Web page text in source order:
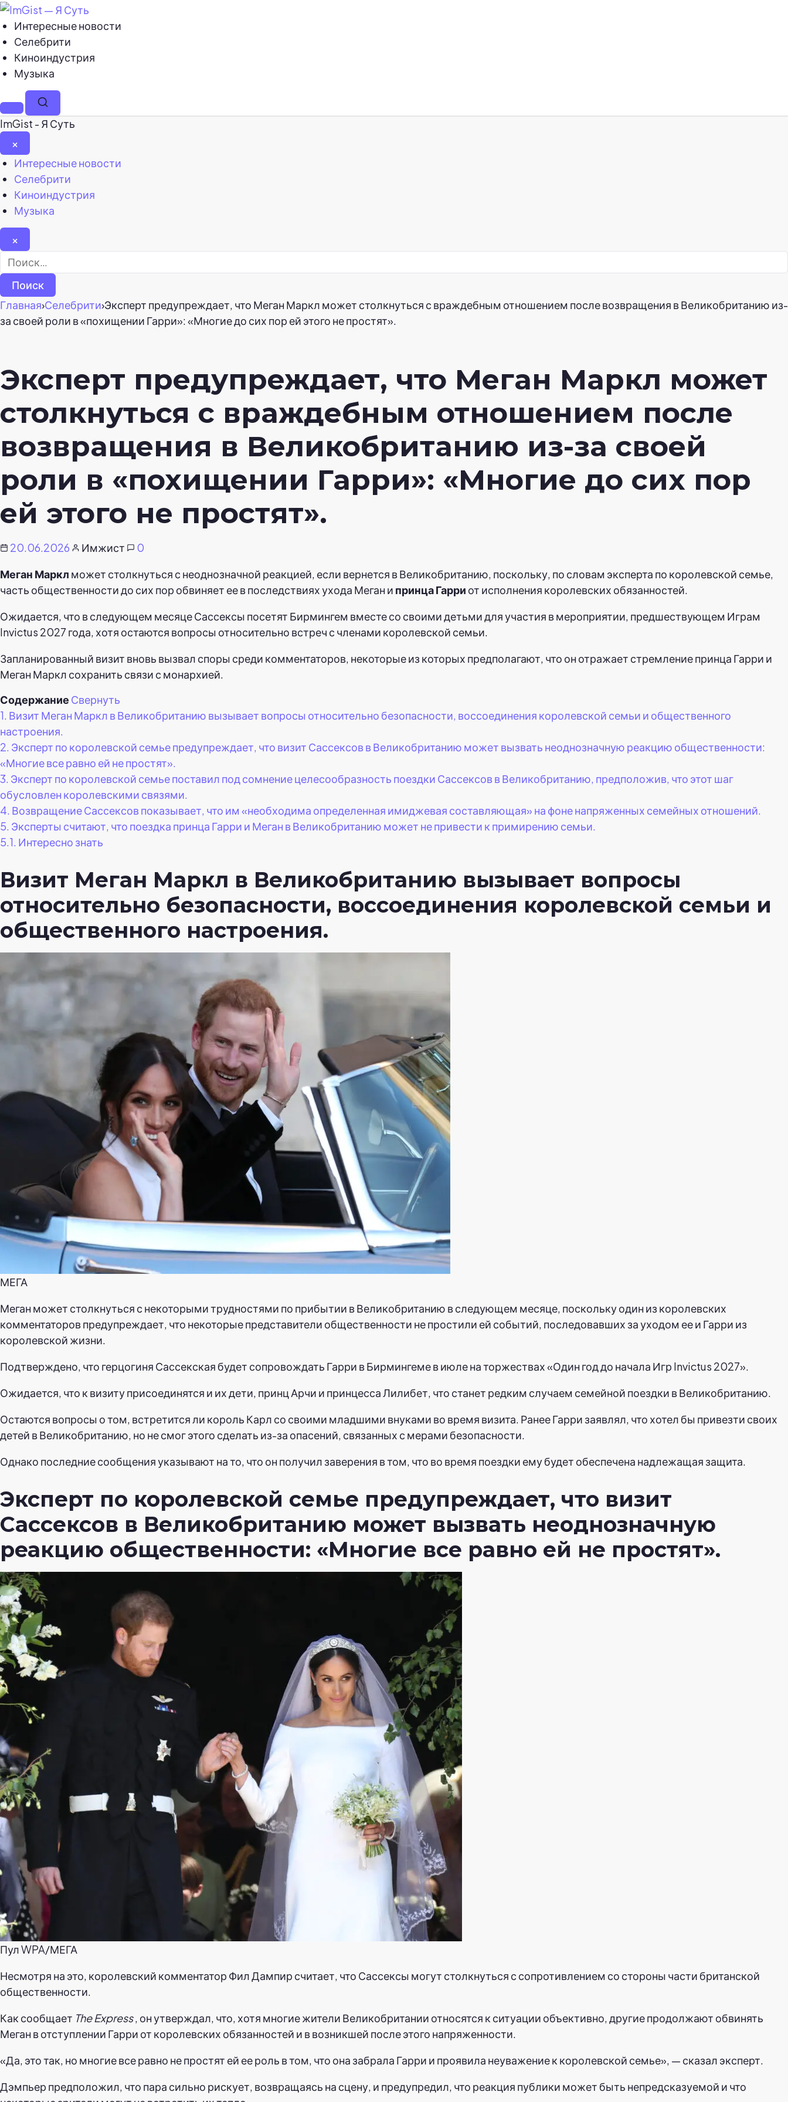
Интересные новости
Селебрити
Киноиндустрия
Музыка
МенюПоиск
ImGist - Я Суть
×
Закрыть
меню
Интересные новости
Селебрити
Киноиндустрия
Музыка
×
Найти:
Главная›Селебрити›Эксперт предупреждает, что Меган Маркл может столкнуться с враждебным отношением после возвращения в Великобританию из-
за своей роли в «похищении Гарри»: «Многие до сих пор ей этого не простят».
Эксперт предупреждает, что Меган Маркл может
столкнуться с враждебным отношением после
возвращения в Великобританию из-за своей
роли в «похищении Гарри»: «Многие до сих пор
ей этого не простят».
20.06.2026 Имжист
0
Меган Маркл может столкнуться с неоднозначной реакцией, если вернется в Великобританию, поскольку, по словам эксперта по королевской семье,
часть общественности до сих пор обвиняет ее в последствиях ухода Меган и принца Гарри от исполнения королевских обязанностей.
Ожидается, что в следующем месяце Сассексы посетят Бирмингем вместе со своими детьми для участия в мероприятии, предшествующем Играм
Invictus 2027 года, хотя остаются вопросы относительно встреч с членами королевской семьи.
Запланированный визит вновь вызвал споры среди комментаторов, некоторые из которых предполагают, что он отражает стремление принца Гарри и
Меган Маркл сохранить связи с монархией.
Содержание Свернуть
1. Визит Меган Маркл в Великобританию вызывает вопросы относительно безопасности, воссоединения королевской семьи и общественного
настроения.
2. Эксперт по королевской семье предупреждает, что визит Сассексов в Великобританию может вызвать неоднозначную реакцию общественности:
«Многие все равно ей не простят».
3. Эксперт по королевской семье поставил под сомнение целесообразность поездки Сассексов в Великобританию, предположив, что этот шаг
обусловлен королевскими связями.
4. Возвращение Сассексов показывает, что им «необходима определенная имиджевая составляющая» на фоне напряженных семейных отношений.
5. Эксперты считают, что поездка принца Гарри и Меган в Великобританию может не привести к примирению семьи.
5.1. Интересно знать
Визит Меган Маркл в Великобританию вызывает вопросы
относительно безопасности, воссоединения королевской семьи и
общественного настроения.
МЕГА
Меган может столкнуться с некоторыми трудностями по прибытии в Великобританию в следующем месяце, поскольку один из королевских
комментаторов предупреждает, что некоторые представители общественности не простили ей событий, последовавших за уходом ее и Гарри из
королевской жизни.
Подтверждено, что герцогиня Сассекская будет сопровождать Гарри в Бирмингеме в июле на торжествах «Один год до начала Игр Invictus 2027».
Ожидается, что к визиту присоединятся и их дети, принц Арчи и принцесса Лилибет, что станет редким случаем семейной поездки в Великобританию.
Остаются вопросы о том, встретится ли король Карл со своими младшими внуками во время визита. Ранее Гарри заявлял, что хотел бы привезти своих
детей в Великобританию, но не смог этого сделать из-за опасений, связанных с мерами безопасности.
Однако последние сообщения указывают на то, что он получил заверения в том, что во время поездки ему будет обеспечена надлежащая защита.
Эксперт по королевской семье предупреждает, что визит
Сассексов в Великобританию может вызвать неоднозначную
реакцию общественности: «Многие все равно ей не простят».
Пул WPA/МЕГА
Несмотря на это, королевский комментатор Фил Дампир считает, что Сассексы могут столкнуться с сопротивлением со стороны части британской
общественности.
Как сообщает The Express, он утверждал, что, хотя многие жители Великобритании относятся к ситуации объективно, другие продолжают обвинять
Меган в отступлении Гарри от королевских обязанностей и в возникшей после этого напряженности.
«Да, это так, но многие все равно не простят ей ее роль в том, что она забрала Гарри и проявила неуважение к королевской семье», — сказал эксперт.
Дэмпьер предположил, что пара сильно рискует, возвращаясь на сцену, и предупредил, что реакция публики может быть непредсказуемой и что